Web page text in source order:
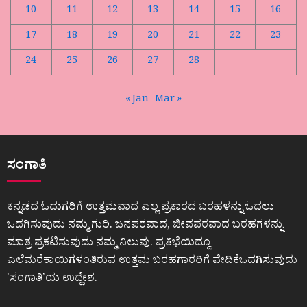
10 11 12 13 14 15
16
17
18 19 20 21 22
23
24
25 26 27 28
« Jan Mar »
ಸಂಗಾತಿ
ಕನ್ನಡದ ಓದುಗರಿಗೆ ಉತ್ತಮವಾದ ಎಲ್ಲ ಪ್ರಕಾರದ ಬರಹಳನ್ನು ಓದಲು
ಒದಗಿಸುವುದು ನಮ್ಮ ಗುರಿ. ಜನಪರವಾದ, ಜೀವಪರವಾದ ಬರಹಗಳನ್ನು
ಮಾತ್ರ ಪ್ರಕಟಿಸುವುದು ನಮ್ಮ ನಿಲುವು. ಪ್ರತಿಭೆಯಿದ್ದೂ
ಎಲೆಮರೆಕಾಯಿಗಳಂತಿರುವ ಉತ್ತಮ ಬರಹಗಾರರಿಗೆ ವೇದಿಕೆಒದಗಿಸುವುದು
ʼಸಂಗಾತಿʼಯ ಉದ್ದೇಶ.